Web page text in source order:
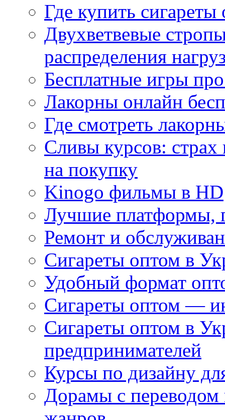
Где купить
Двухветвевые
распределения
Бесплатные игры
Лакорны онлайн
Где смотреть
Сливы курсов:
на покупку
Kinogo фильмы в HD
Лучшие платформы,
Ремонт и
Сигареты оптом в
Удобный формат
Сигареты оптом —
Сигареты оптом в
предпринимателей
Курсы по дизайну
Дорамы с переводом